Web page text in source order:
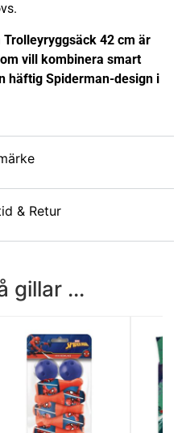
& Retur
42 cm är
vill kombinera smart
häftig Spiderman-design i
gillar ...